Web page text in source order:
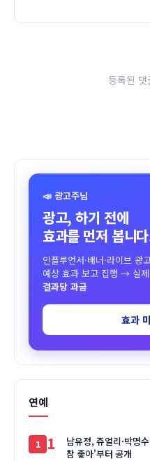
등록된
📣 광고주님
광고, 하기 전에
효과를 먼저 봅니
인플루언서·배너·라이브 광
예상 효과 보고 집행 → 실
결과당 과금
효과
연예
1
남유정, 쥬얼리·박명
참 좋아'부터 공개